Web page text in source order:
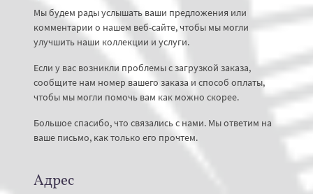
Мы будем рады услышать ваши предложения или
комментарии о нашем веб-сайте, чтобы мы могли
улучшить наши коллекции и услуги.
Если у вас возникли проблемы с загрузкой заказа,
сообщите нам номер вашего заказа и способ оплаты,
чтобы мы могли помочь вам как можно скорее.
Большое спасибо, что связались с нами. Мы ответим на
ваше письмо, как только его прочтем.
Адрес